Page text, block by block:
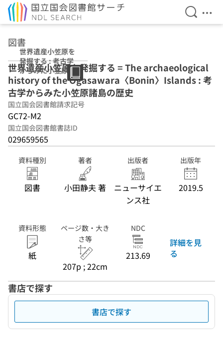
検索を
メ
図書
世界遺産小笠原を
発掘する : 考古学
からみた小笠原諸
島の歴史
世界遺産小笠原を発掘する = The archaeological
history of the Ogasawara〈Bonin〉Islands : 考
古学からみた小笠原諸島の歴史
国立国会図書館請求記号
GC72-M2
国立国会図書館書誌ID
029659565
資料種別
図書
著者
小田静夫 著
出版者
ニューサイエ
ンス社
出版年
2019.5
資料形態
紙
ページ数・大き
さ等
207p ; 22cm
NDC
213.69
詳細を見
る
書店で探す
書店で探す